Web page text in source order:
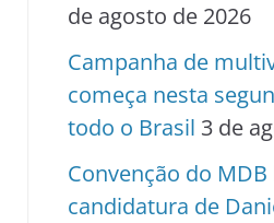
de agosto de 2026
Campanha de
começa nesta
todo o Brasil 3 de
Convenção do
candidatura de